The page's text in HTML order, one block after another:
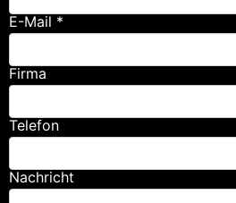
E-Mail *
Firma
Telefon
Nachricht